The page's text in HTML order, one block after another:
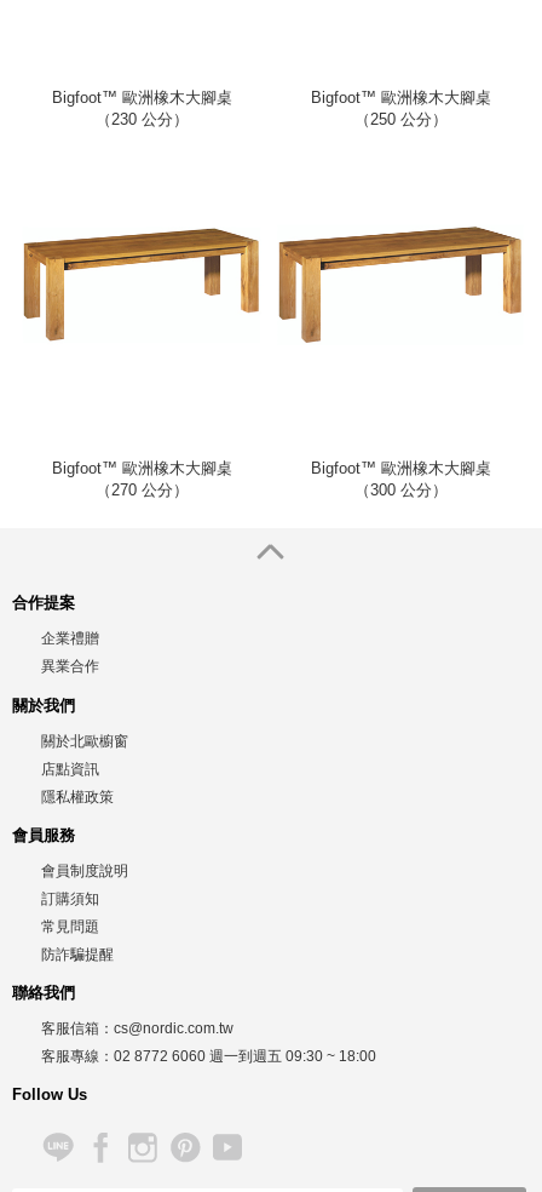
Bigfoot™ 歐洲橡木大腳桌
（230 公分）
Bigfoot™ 歐洲橡木大腳桌
（250 公分）
Bigfoot™ 歐洲橡木大腳桌
（270 公分）
Bigfoot™ 歐洲橡木大腳桌
（300 公分）
合作提案
企業禮贈
異業合作
關於我們
關於北歐櫥窗
店點資訊
隱私權政策
會員服務
會員制度說明
訂購須知
常見問題
防詐騙提醒
聯絡我們
客服信箱： cs@nordic.com.tw
客服專線： 02 8772 6060 週一到週五 09:30 ~ 18:00
Follow Us